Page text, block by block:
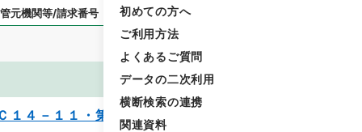
初めての方へ
ご利用方法
よくあるご質問
データの二次利用
横断検索の連携
関連資料
表示スタイル
４－１１・第１１巻